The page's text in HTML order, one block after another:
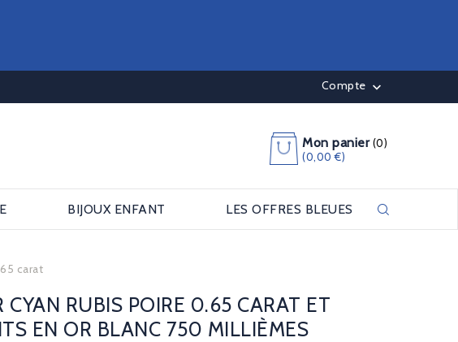
Compte 
Mon panier (0)
(0,00 €)
BIJOUX ENFANT LES OFFRES BLEUES
carat
CYAN RUBIS POIRE 0.65 CARAT ET
EN OR BLANC 750 MILLIÈMES